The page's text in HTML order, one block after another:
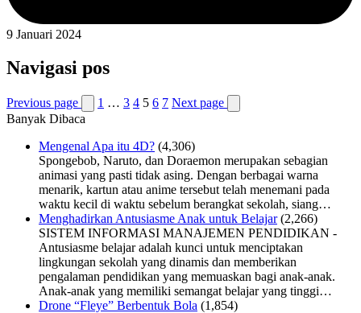
9 Januari 2024
Navigasi pos
Previous page 1 … 3 4 5 6 7 Next page
Banyak Dibaca
Mengenal Apa itu 4D? (4,306)
Spongebob, Naruto, dan Doraemon merupakan sebagian
animasi yang pasti tidak asing. Dengan berbagai warna
menarik, kartun atau anime tersebut telah menemani pada
waktu kecil di waktu sebelum berangkat sekolah, siang…
Menghadirkan Antusiasme Anak untuk Belajar (2,266)
SISTEM INFORMASI MANAJEMEN PENDIDIKAN -
Antusiasme belajar adalah kunci untuk menciptakan
lingkungan sekolah yang dinamis dan memberikan
pengalaman pendidikan yang memuaskan bagi anak-anak.
Anak-anak yang memiliki semangat belajar yang tinggi…
Drone “Fleye” Berbentuk Bola (1,854)